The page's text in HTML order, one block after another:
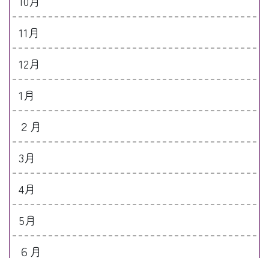
11月
12月
1月
２月
3月
4月
5月
６月